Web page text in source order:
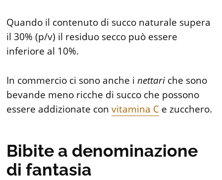
Quando il contenuto di succo naturale supera
il 30% (p/v) il residuo secco può essere
inferiore al 10%.
In commercio ci sono anche inettari che sono
bevande meno ricche di succo che possono
essere addizionate convitamina C e zucchero.
Bibite a denominazione
di fantasia